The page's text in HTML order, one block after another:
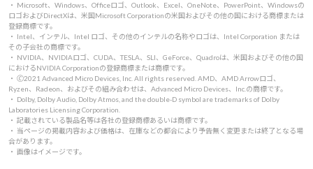
・ Microsoft、Windows、Officeロゴ、Outlook、Excel、OneNote、PowerPoint、Windowsの
ロゴおよびDirectXは、米国Microsoft Corporationの米国およびその他の国における商標または
登録商標です。
・ Intel、インテル、Intel ロゴ、その他のインテルの名称やロゴは、Intel Corporation または
その子会社の商標です。
・ NVIDIA、NVIDIAロゴ、CUDA、TESLA、SLI、GeForce、Quadroは、米国およびその他の国
におけるNVIDIA Corporationの登録商標または商標です。
・ 🄫2021 Advanced Micro Devices, Inc. All rights reserved. AMD、AMD Arrowロゴ、
Ryzen、Radeon、およびその組み合わせは、Advanced Micro Devices、Inc.の商標です。
・ Dolby, Dolby Audio, Dolby Atmos, and the double-D symbol are trademarks of Dolby
Laboratories Licensing Corporation.
・ 記載されている製品名等は各社の登録商標あるいは商標です。
・ 当ページの掲載内容および価格は、在庫などの都合により予告無く変更または終了となる場
合があります。
・ 画像はイメージです。